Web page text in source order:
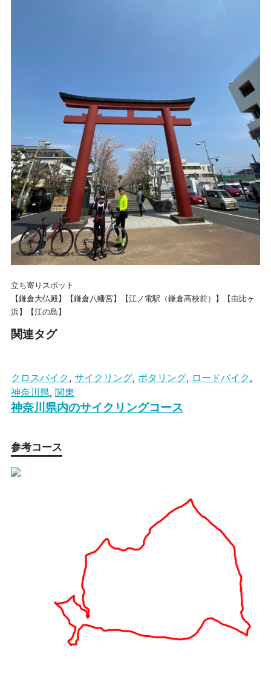
立ち寄りスポット
【鎌倉大仏殿】【鎌倉八幡宮】【江ノ電駅（鎌倉高校前）】【由比ヶ
浜】【江の島】
関連タグ
クロスバイク, サイクリング, ポタリング, ロードバイク,
神奈川県, 関東
神奈川県内のサイクリングコース
参考コース